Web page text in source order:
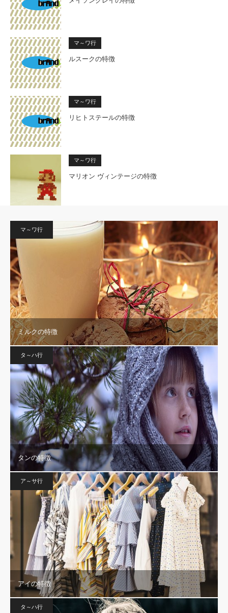
マ～ワ行
ルスークの特徴
マ～ワ行
リヒトステールの特徴
マ～ワ行
マリオン ヴィンテージの特徴
マ～ワ行
ミルクの特徴
タ～ハ行
タンの特徴
ア～サ行
アイの特徴
タ～ハ行